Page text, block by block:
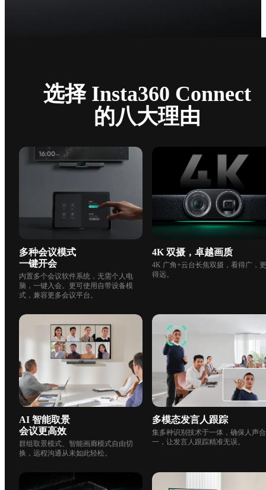
选择 Insta360 Connect
的八大理由
多种会议模式
一键开会
内置多个会议软件系统，无需个人电
脑，一键入会。更可使用自带设备模
式，兼容更多会议平台。
4K 双摄，卓越画质
4K 广角+云台长焦双摄，看得广，
得远。
AI 智能取景
会议更高效
群组取景模式、智能画廊模式自由切
换，远程沟通从未如此轻松。
多模态发言人跟踪
集多种识别技术于一体，确保人声合
一，让发言人跟踪精准无误。